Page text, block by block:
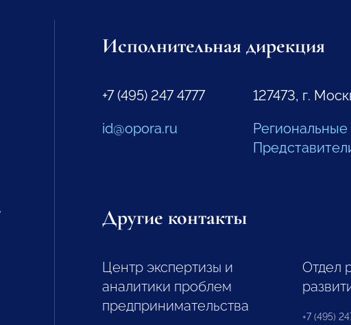
Исполнительная дирекция
+7 (495) 247 4777
id@opora.ru
127473, г.
Другие контакты
Центр экспертизы и
аналитики проблем
предпринимательства
Отдел
+7 (495)